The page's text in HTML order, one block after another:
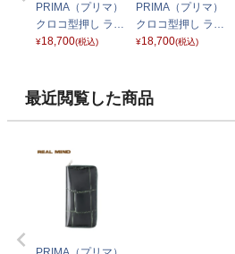
PRIMA（プリマ）
クロコ型押し ラウ
ンドファスナーロ
¥18,700(税込)
PRIMA（プリマ）
クロコ型押し ラウ
ンドファスナーロ
¥18,700(税込)
最近閲覧した商品